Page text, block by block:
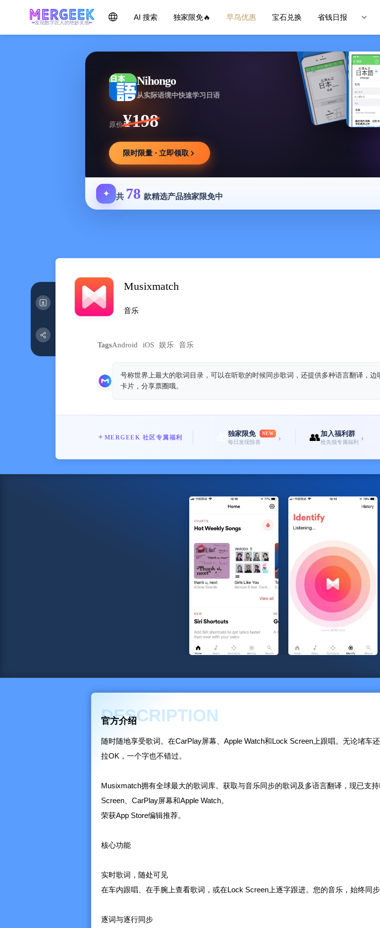
发现数字匠人的绝妙灵感
AI 搜索 独家限免🔥 早鸟优惠 宝石兑换 省钱日报
Nihongo
从实际语境中快速学习日语
原价¥198
限时限量 · 立即领取
✦ 共 78 款精选产品独家限免中
Musixmatch
音乐
TagsAndroid iOS 娱乐 音乐
号称世界上最大的歌词目录，可以在听歌的时候同步歌词，还提供多种语言翻译，边
卡片，分享票圈哦。
✦ MERGEEK 社区专属福利 独家限免 NEW
每日发现惊喜 › 👥加入福利群
抢先领专属福利 ›
DESCRIPTION
官方介绍
随时随地享受歌词。在CarPlay屏幕、Apple Watch和Lock Screen上跟唱。无论堵车
拉OK，一个字也不错过。
Musixmatch拥有全球最大的歌词库。获取与音乐同步的歌词及多语言翻译，现已支
Screen、CarPlay屏幕和Apple Watch。
荣获App Store编辑推荐。
核心功能
实时歌词，随处可见
在车内跟唱、在手腕上查看歌词，或在Lock Screen上逐字跟进。您的音乐，始终同步
逐词与逐行同步